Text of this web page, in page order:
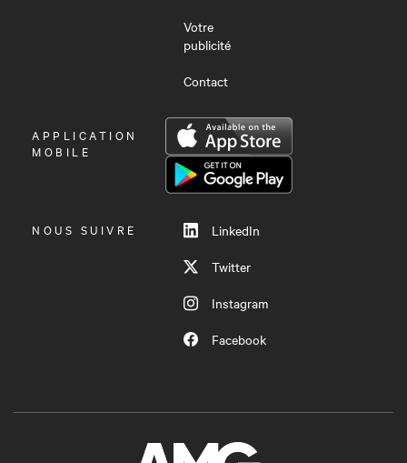
Votre
publicité
Contact
OUVRIR
LE
APPLICATION
MOBILE
NOUS SUIVRE
LinkedIn
Twitter
Instagram
Facebook